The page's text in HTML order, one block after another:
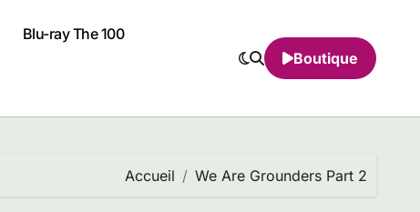
Blu-ray The 100
Boutique
Accueil We Are Grounders Part 2